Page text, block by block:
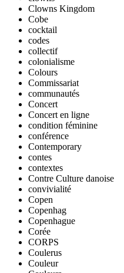
Clowns Kingdom
Cobe
cocktail
codes
collectif
colonialisme
Colours
Commissariat
communautés
Concert
Concert en ligne
condition féminine
conférence
Contemporary
contes
contextes
Contre Culture danoise
convivialité
Copen
Copenhag
Copenhague
Corée
CORPS
Coulerus
Couleur